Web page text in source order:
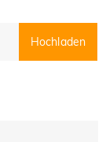
Hochladen